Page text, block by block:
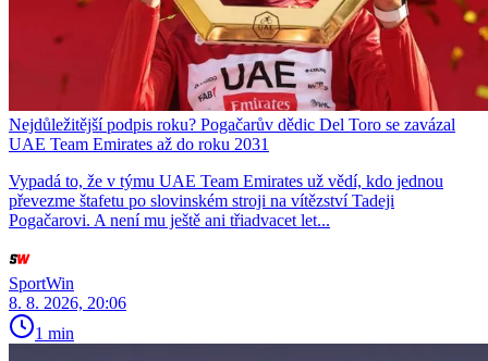
Nejdůležitější podpis roku? Pogačarův dědic Del Toro se zavázal
UAE Team Emirates až do roku 2031
Vypadá to, že v týmu UAE Team Emirates už vědí, kdo jednou
převezme štafetu po slovinském stroji na vítězství Tadeji
Pogačarovi. A není mu ještě ani třiadvacet let...
SportWin
8. 8. 2026, 20:06
1 min